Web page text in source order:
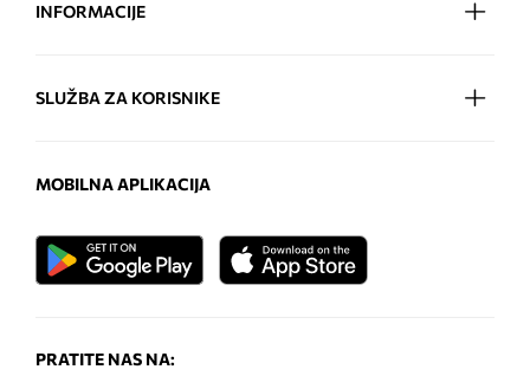
INFORMACIJE
SLUŽBA ZA KORISNIKE
MOBILNA APLIKACIJA
PRATITE NAS NA: